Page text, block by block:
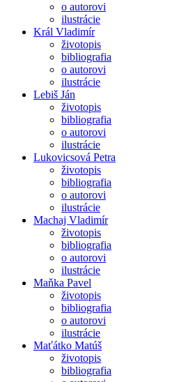
o autorovi
ilustrácie
Král Vladimír
životopis
bibliografia
o autorovi
ilustrácie
Lebiš Ján
životopis
bibliografia
o autorovi
ilustrácie
Lukovicsová Petra
životopis
bibliografia
o autorovi
ilustrácie
Machaj Vladimír
životopis
bibliografia
o autorovi
ilustrácie
Maňka Pavel
životopis
bibliografia
o autorovi
ilustrácie
Maťátko Matúš
životopis
bibliografia